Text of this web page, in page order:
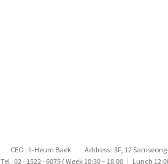
CEO : Il-Heum Baek
Address : 3F, 12
Tel : 02 - 1522 - 6075 ( Week 10:30 ~ 18:00 | Lunch